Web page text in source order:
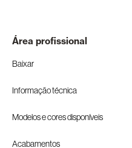
Área profissional
Baixar
Informação técnica
Modelos e cores disponíveis
Acabamentos